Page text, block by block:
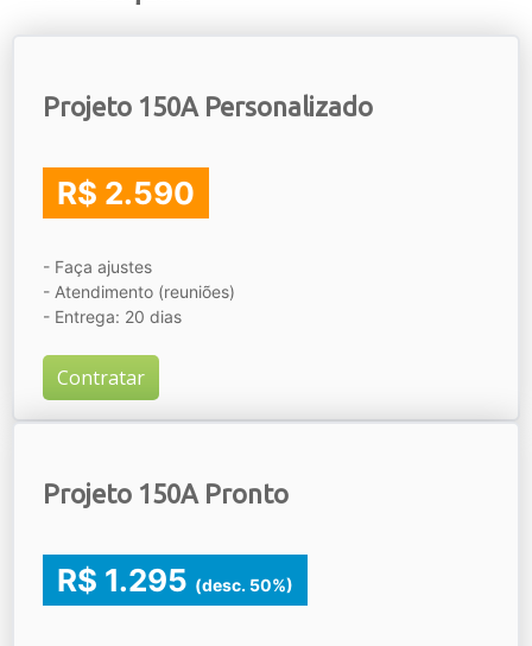
Projeto 150A Personalizado
R$ 2.590
- Faça ajustes
- Atendimento (reuniões)
- Entrega: 20 dias
Contratar
Projeto 150A Pronto
R$ 1.295 (desc. 50%)